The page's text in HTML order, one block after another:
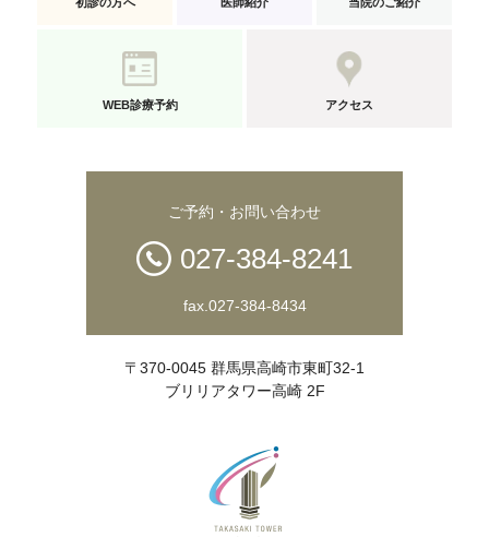
WEB診療予約 アクセス
ご予約・お問い合わせ
027-384-8241
fax.027-384-8434
〒370-0045 群馬県高崎市東町32-1
ブリリアタワー高崎 2F